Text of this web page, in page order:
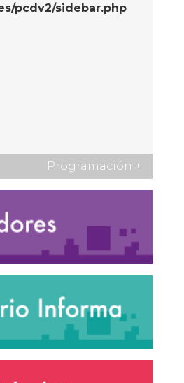
pcdv2/sidebar.php
Programación +